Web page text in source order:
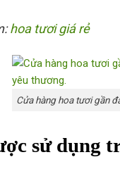
hoa tươi giá rẻ
Cửa hàng hoa tươi gần
sử dụng